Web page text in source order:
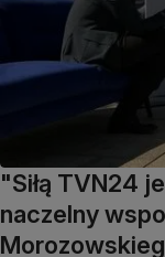
"Siłą TVN24
naczelny